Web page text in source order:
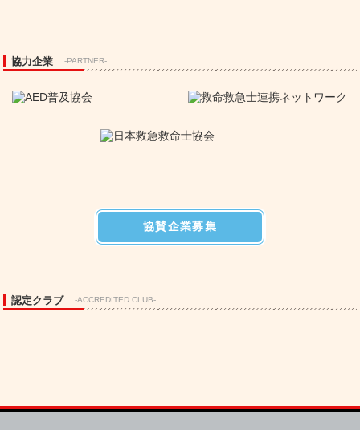
協力企業 -PARTNER-
協賛企業募集
認定クラブ -ACCREDITED CLUB-